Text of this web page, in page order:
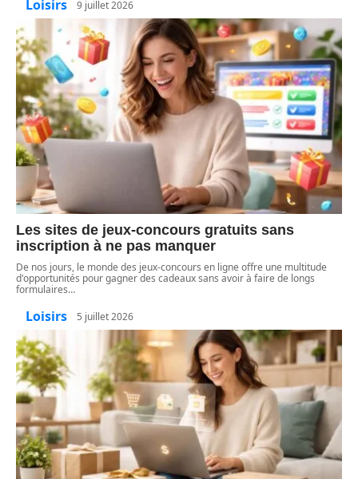
Loisirs 9 juillet 2026
Les sites de jeux-concours gratuits sans
inscription à ne pas manquer
De nos jours, le monde des jeux-concours en ligne offre une multitude
d'opportunités pour gagner des cadeaux sans avoir à faire de longs
formulaires…
Loisirs 5 juillet 2026